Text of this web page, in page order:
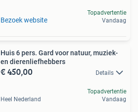
Bezoek website
Topadvertentie
Vandaag
Huis 6 pers. Gard voor natuur, muziek-
en dierenliefhebbers
€ 450,00 Details
Heel Nederland
Topadvertentie
Vandaag